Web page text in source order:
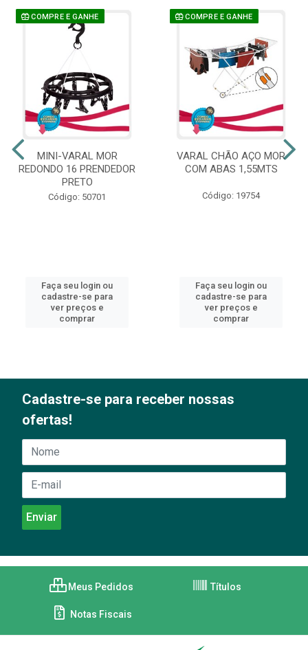
COMPRE E GANHE
MINI-VARAL MOR
REDONDO 16 PRENDEDOR
PRETO
Código: 50701
Faça seu login ou
cadastre-se para
ver preços e
comprar
COMPRE E GANHE
VARAL CHÃO AÇO MOR
COM ABAS 1,55MTS
Código: 19754
Faça seu login ou
cadastre-se para
ver preços e
comprar
Cadastre-se para receber nossas
ofertas!
Meus Pedidos Títulos
Notas Fiscais